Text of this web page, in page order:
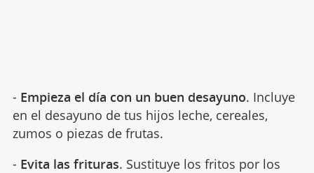
- Empieza el día con un buen desayuno. Incluye
en el desayuno de tus hijos leche, cereales,
zumos o piezas de frutas.
- Evita las frituras. Sustituye los fritos por los